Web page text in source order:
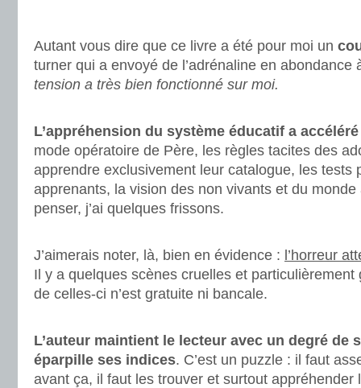
Autant vous dire que ce livre a été pour moi un
turner qui a envoyé de l’adrénaline en
tension a très bien fonctionné sur moi.
L’appréhension du système éducatif a
mode opératoire de Père, les règles tacites des
apprendre exclusivement leur catalogue, les tests
apprenants, la vision des non vivants et du monde
penser, j’ai quelques frissons.
J’aimerais noter, là, bien en évidence : l’horreur
Il y a quelques scènes cruelles et
de celles-ci n’est gratuite ni bancale.
L’auteur maintient le lecteur avec un degré de
éparpille ses indices. C’est un puzzle : il faut
avant ça, il faut les trouver et surtout appréhender